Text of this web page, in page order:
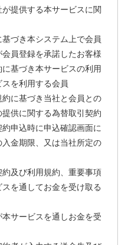
提供する本サービスに関
づき本システム上で会員
員登録を承諾したお客様
基づき本サービスの利用
を利用する会員
に基づき当社と会員との
供に関する為替取引契約
申込時に申込確認画面に
金期限、又は当社所定の
及び利用規約、重要事項
を通してお金を受け取る
サービスを通しお金を受